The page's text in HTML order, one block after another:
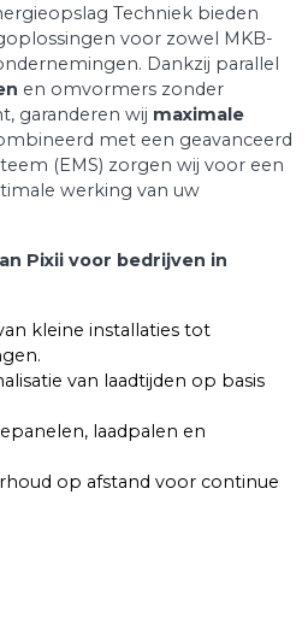
Techniek bieden
voor zowel MKB-
Dankzij parallel
en omvormers zonder
garanderen wij maximale
met een geavanceerd
(EMS) zorgen wij voor een
werking van uw
Pixii voor bedrijven in
kleine installaties tot
van laadtijden op basis
laadpalen en
op afstand voor continue